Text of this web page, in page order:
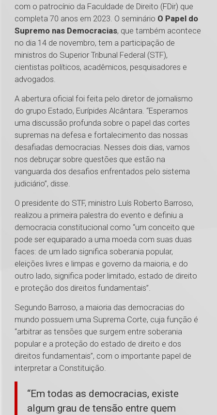
com o patrocínio da Faculdade de Direito (FDir) que
completa 70 anos em 2023. O seminário O Papel do
Supremo nas Democracias, que também acontece
no dia 14 de novembro, tem a participação de
ministros do Superior Tribunal Federal (STF),
cientistas políticos, acadêmicos, pesquisadores e
advogados.
A abertura oficial foi feita pelo diretor de jornalismo
do grupo Estado, Eurípides Alcântara. “Esperamos
uma discussão profunda sobre o papel das cortes
supremas na defesa e fortalecimento das nossas
desafiadas democracias. Nesses dois dias, vamos
nos debruçar sobre questões que estão na
vanguarda dos desafios enfrentados pelo sistema
judiciário”, disse.
O presidente do STF, ministro Luís Roberto Barroso,
realizou a primeira palestra do evento e definiu a
democracia constitucional como “um conceito que
pode ser equiparado a uma moeda com suas duas
faces: de um lado significa soberania popular,
eleições livres e limpas e governo da maioria, e do
outro lado, significa poder limitado, estado de direito
e proteção dos direitos fundamentais”.
Segundo Barroso, a maioria das democracias do
mundo possuem uma Suprema Corte, cuja função é
“arbitrar as tensões que surgem entre soberania
popular e a proteção do estado de direito e dos
direitos fundamentais”, com o importante papel de
interpretar a Constituição.
“Em todas as democracias, existe
algum grau de tensão entre quem